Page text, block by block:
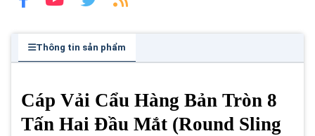
Thông tin sản phẩm
Cáp Vải Cẩu Hàng Bản Tròn 8
Tấn Hai Đầu Mắt (Round Sling